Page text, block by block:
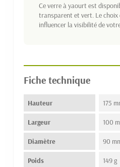
Ce verre à yaourt est
transparent et vert. Le choix
influencer la visibilité de
Fiche technique
Hauteur 175
Largeur 100
Diamètre 90
Poids 149 g